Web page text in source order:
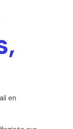
en